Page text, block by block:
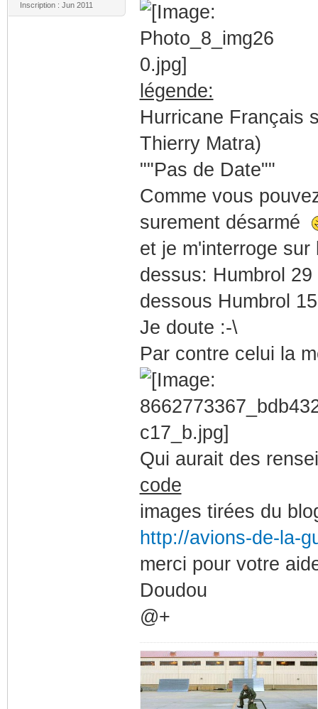
Inscription : Jun 2011
légende:
Hurricane Français
Thierry Matra)
""Pas de Date""
Comme vous
surement désarmé
et je m'interroge
dessus: Humbrol 29
dessous Humbrol
Je doute :-\
Par contre celui la
Qui aurait des
code
images tirées du
http://avions-de-la-
merci pour votre
Doudou
@+